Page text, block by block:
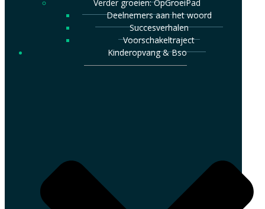
Verder groeien: OpGroeiPad
Deelnemers aan het woord
Succesverhalen
Voorschakeltraject
Kinderopvang & Bso